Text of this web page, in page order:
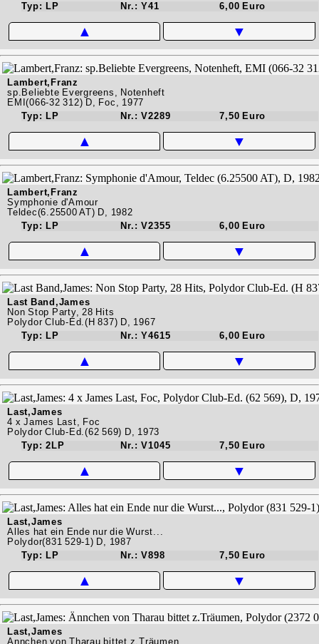
Typ: LP
Nr.: Y41 6,00 Euro
▲ ▼
Lambert,Franz
sp.Beliebte Evergreens, Notenheft
EMI(066-32 312) D, Foc, 1977
Typ: LP
Nr.: V2289 7,50 Euro
▲ ▼
Lambert,Franz
Symphonie d'Amour
Teldec(6.25500 AT) D, 1982
Typ: LP
Nr.: V2355 6,00 Euro
▲ ▼
Last Band,James
Non Stop Party, 28 Hits
Polydor Club-Ed.(H 837) D, 1967
Typ: LP
Nr.: Y4615 6,00 Euro
▲ ▼
Last,James
4 x James Last, Foc
Polydor Club-Ed.(62 569) D, 1973
Typ: 2LP
Nr.: V1045 7,50 Euro
▲ ▼
Last,James
Alles hat ein Ende nur die Wurst...
Polydor(831 529-1) D, 1987
Typ: LP
Nr.: V898 7,50 Euro
▲ ▼
Last,James
Ännchen von Tharau bittet z.Träumen